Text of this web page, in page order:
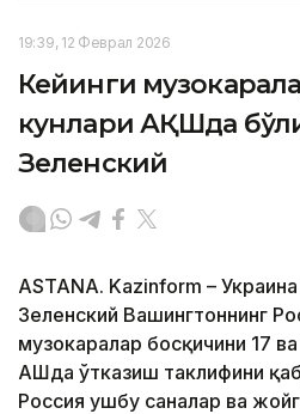
19:39, 12 Феврал 2026
Кейинги
кунлари АҚШда
Зеленский
ASTANA. Kazinform –
Зеленский Вашингтоннинг
музокаралар босқичини 17
АҚШда ўтказиш таклифини
Россия ушбу саналар ва